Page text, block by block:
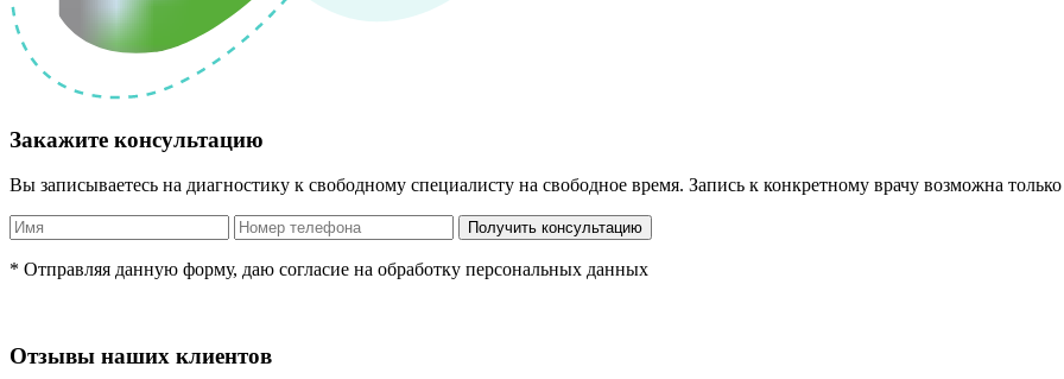
Закажите консультацию
Вы записываетесь на диагностику к свободному специалисту на свободное время. Запись к конкретному врачу возможна
* Отправляя данную форму, даю согласие на обработку персональных данных
Отзывы наших клиентов